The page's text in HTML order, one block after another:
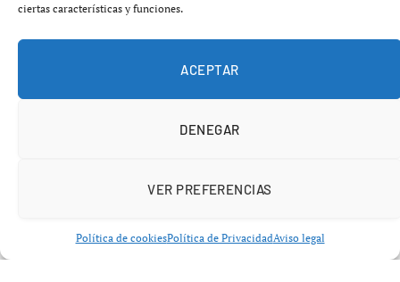
ciertas características y funciones.
ACEPTAR
DENEGAR
VER PREFERENCIAS
Política de cookiesPolítica de PrivacidadAviso legal